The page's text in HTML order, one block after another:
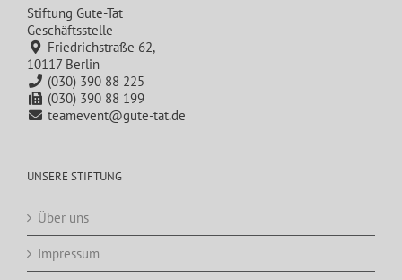
Stiftung Gute-Tat
Geschäftsstelle
Friedrichstraße 62,
10117 Berlin
(030) 390 88 225
(030) 390 88 199
teamevent@gute-tat.de
UNSERE STIFTUNG
Über uns
Impressum